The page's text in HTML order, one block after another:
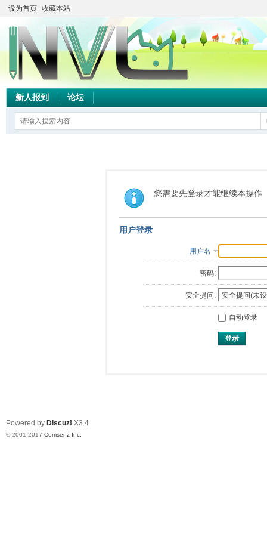
设为首页 收藏本站
新人报到 论坛
您需要先登录才能继续本操作
用户登录
用户名
密码:
安全提问:
自动登录
登录
Powered by Discuz! X3.4
© 2001-2017 Comsenz Inc.